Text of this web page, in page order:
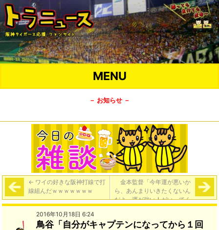
MENU
－ お知らせ －
← ワイの好きな阪神打線で打
線組んだｗｗｗｗｗｗｗ
金本監督「今年運が悪いか
ら、あんまりいきたくないん
だよ。運が強い人がいってく
れたらいい。ヤスとか」→
2016年10月18日 6:24
鳥谷「自分がキャプテンになってから１回